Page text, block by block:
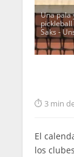
Una pala
Saks -
3 min
El
los